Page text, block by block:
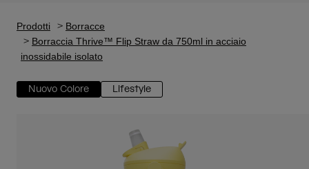
Zaini Idratazione
Gilet Idratazione
Hiking
Abbandona gli "usa e getta"
Prodotti
Borracce
Borraccia Thrive™ Flip Straw da 750ml in acciaio
inossidabile isolato
Nuovo Colore Lifestyle